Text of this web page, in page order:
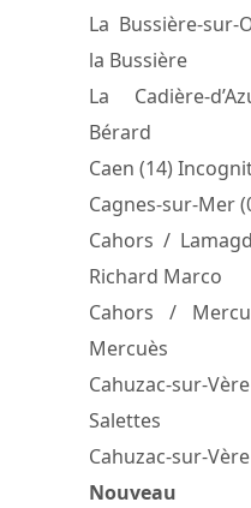
La Bussière-sur-
la Bussière
La Cadière-
Bérard
Caen (14)
Cagnes-sur-Mer
Cahors /
Richard Marco
Cahors /
Mercuès
Cahuzac-sur-
Salettes
Cahuzac-sur-
Nouveau